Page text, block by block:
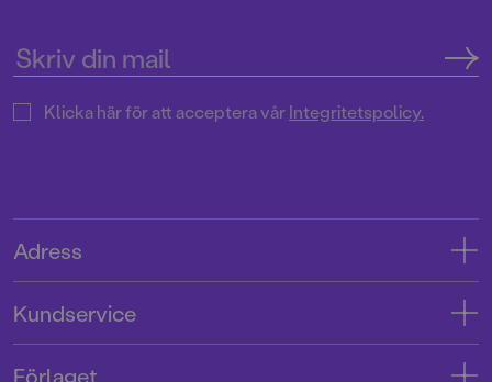
Klicka här för att acceptera vårIntegritetspolicy.
Adress
Kundservice
Förlaget